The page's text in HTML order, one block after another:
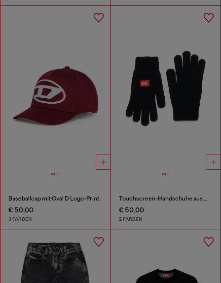
Baseballcap mit Oval D Logo-Print
€ 50,00
3 FARBEN
Touchscreen-Handschuhe aus Wollmischgewebe
€ 50,00
2 FARBEN